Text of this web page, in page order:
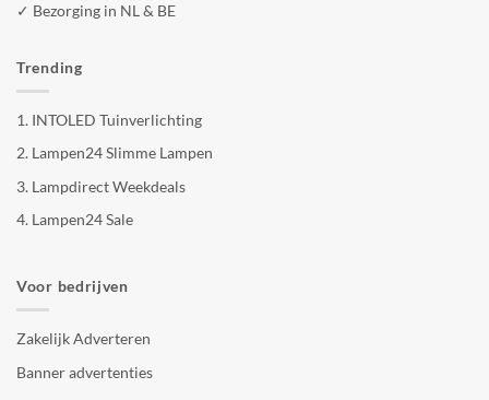
✓ Bezorging in NL & BE
Trending
1. INTOLED Tuinverlichting
2. Lampen24 Slimme Lampen
3. Lampdirect Weekdeals
4. Lampen24 Sale
Voor bedrijven
Zakelijk Adverteren
Banner advertenties